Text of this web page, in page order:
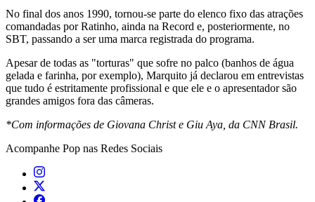
No final dos anos 1990, tornou-se parte do elenco fixo das atrações
comandadas por Ratinho, ainda na Record e, posteriormente, no
SBT, passando a ser uma marca registrada do programa.
Apesar de todas as "torturas" que sofre no palco (banhos de água
gelada e farinha, por exemplo), Marquito já declarou em entrevistas
que tudo é estritamente profissional e que ele e o apresentador são
grandes amigos fora das câmeras.
*Com informações de Giovana Christ e Giu Aya, da CNN Brasil.
Acompanhe Pop nas Redes Sociais